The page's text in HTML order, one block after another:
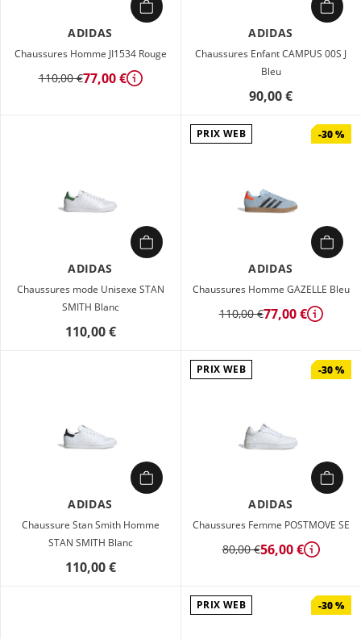
ADIDAS
Chaussures Homme JI1534 Rouge
110,00 €77,00 € Détails
ADIDAS
Chaussures Enfant CAMPUS 00S J
Bleu
90,00 €
ADIDAS
Chaussures mode Unisexe STAN
SMITH Blanc
110,00 €
PRIX WEB -30 %
ADIDAS
Chaussures Homme GAZELLE Bleu
110,00 €77,00 € Détails
ADIDAS
Chaussure Stan Smith Homme
STAN SMITH Blanc
110,00 €
PRIX WEB -30 %
ADIDAS
Chaussures Femme POSTMOVE SE
80,00 €56,00 € Détails
PRIX WEB -30 %